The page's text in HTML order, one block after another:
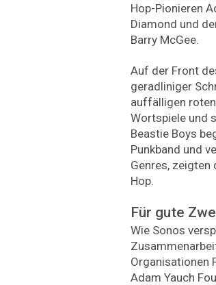
Hop-Pionieren
Diamond und
Barry McGee.
Auf der Front
geradliniger
auffälligen
Wortspiele und
Beastie Boys
Punkband und
Genres, zeigten
Hop.
Für gute
Wie Sonos
Organisationen
Adam Yauch